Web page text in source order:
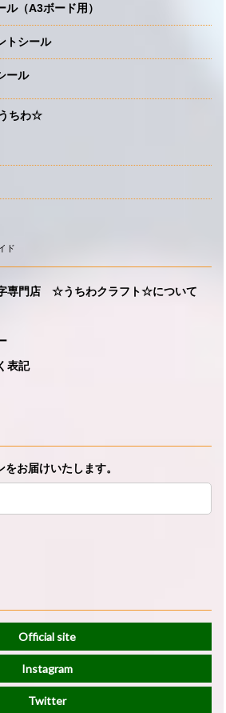
ル（A3ボード用）
トシール
ール
ちわ☆
ド
専門店 ☆うちわクラフト☆について
表記
お届けいたします。
Official site
Instagram
Twitter